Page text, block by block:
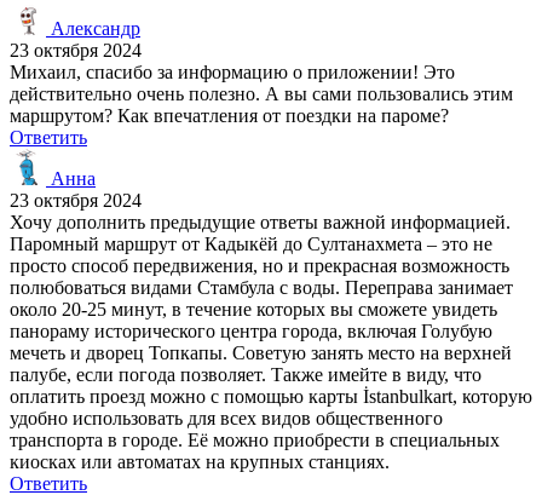
Александр
23 октября 2024
Михаил, спасибо за информацию о приложении! Это
действительно очень полезно. А вы сами пользовались этим
маршрутом? Как впечатления от поездки на пароме?
Ответить
Анна
23 октября 2024
Хочу дополнить предыдущие ответы важной информацией.
Паромный маршрут от Кадыкёй до Султанахмета – это не
просто способ передвижения, но и прекрасная возможность
полюбоваться видами Стамбула с воды. Переправа занимает
около 20-25 минут, в течение которых вы сможете увидеть
панораму исторического центра города, включая Голубую
мечеть и дворец Топкапы. Советую занять место на верхней
палубе, если погода позволяет. Также имейте в виду, что
оплатить проезд можно с помощью карты İstanbulkart, которую
удобно использовать для всех видов общественного
транспорта в городе. Её можно приобрести в специальных
киосках или автоматах на крупных станциях.
Ответить